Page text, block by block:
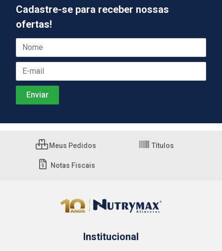
Cadastre-se para receber nossas
ofertas!
Meus Pedidos Títulos
Notas Fiscais
Institucional